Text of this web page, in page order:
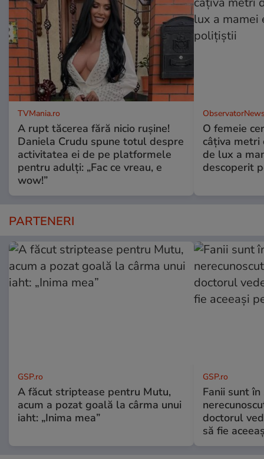
TVMania.ro
A rupt tăcerea fără nicio rușine!
Daniela Crudu spune totul despre
activitatea ei de pe platformele
pentru adulți: „Fac ce vreau, e
wow!”
O femeie
câţiva metri
de lux a
descoperit
PARTENERI
GSP.ro
A făcut striptease pentru Mutu,
acum a pozat goală la cârma unui
iaht: „Inima mea”
GSP.ro
Fanii sunt în
doctorul
să fie